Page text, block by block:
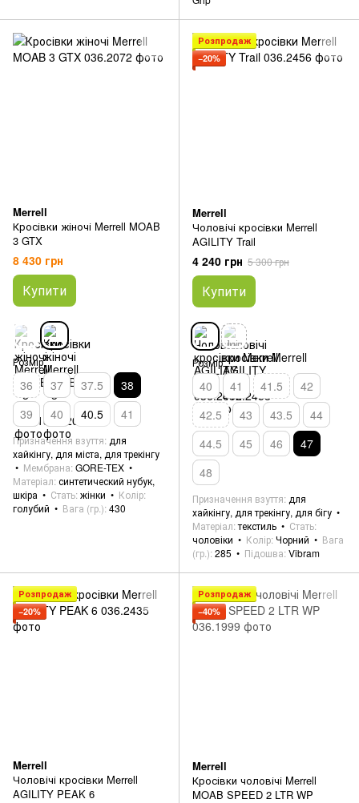
Merrell
Кросівки жіночі Merrell MOAB
3 GTX
8 430 грн
Купити
Розмір
36 37 37.5
38
39
40 40.5 41
Призначення взуття для
хайкінгу, для міста, для трекінгу
Мембрана GORE-TEX
Матеріал синтетический нубук,
шкіра
Стать жінки
Колір
голубий
Вага (гр.) 430
Розпродаж
−20%
Merrell
Чоловічі кросівки Merrell
AGILITY Trail
4 240 грн 5 300 грн
Купити
Розмір
40 41 41.5
42
42.5
43 43.5
44
44.5
45 46
47
48
Призначення взуття для
хайкінгу, для трекінгу, для бігу
Матеріал текстиль
Стать
чоловіки
Колір Чорний
Вага
(гр.) 285 Підошва Vibram
Розпродаж
−20%
Merrell
Чоловічі кросівки Merrell
AGILITY PEAK 6
Розпродаж
−40%
Merrell
Кросівки чоловічі Merrell
MOAB SPEED 2 LTR WP